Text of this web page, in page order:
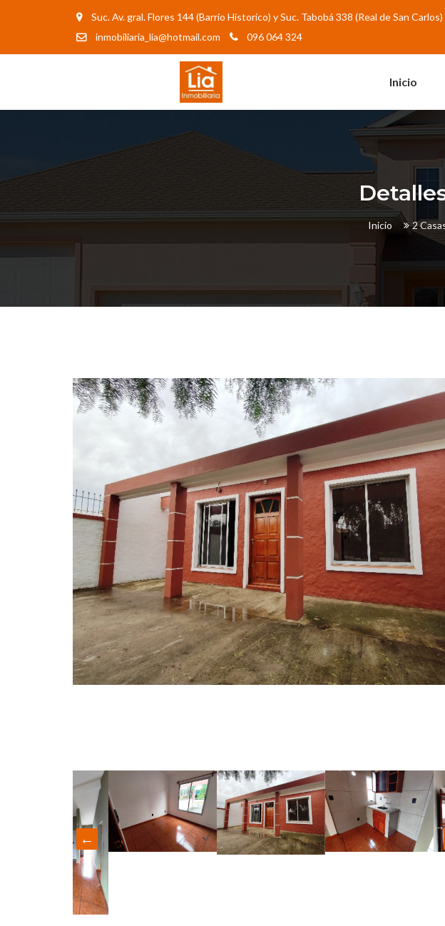
Suc. Av. gral. Flores 144 (Barrio Historico) y Suc. Tabobá 338 (Real de San
inmobiliaria_lia@hotmail.com
096 064 324
Inicio
Inicio 2